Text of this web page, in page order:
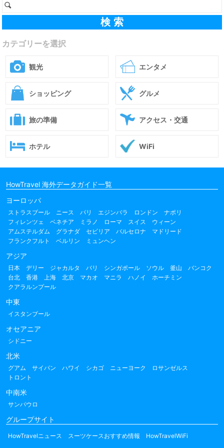
カテゴリーを選択
観光 エンタメ
ショッピング グルメ
旅の準備 アクセス・交通
ホテル WiFi
HowTravel 海外データガイド一覧
ヨーロッパ
ストラスブール ニース パリ エジンバラ ロンドン
ナポリ
フィレンツェ
ベネチア ミラノ ローマ スイス
ウィーン
アムステルダム
グラナダ セビリア バルセロナ
マドリード
フランクフルト
ベルリン ミュンヘン
アジア
日本 デリー ジャカルタ バリ シンガポール ソウル 釜山
バンコク
台北
香港 上海 北京 マカオ マニラ ハノイ
ホーチミン
クアラルンプール
中東
イスタンブール
オセアニア
シドニー
北米
グアム サイパン ハワイ シカゴ ニューヨーク
ロサンゼルス
トロント
中南米
サンパウロ
グループサイト
HowTravelニュース スーツケースおすすめ情報 HowTravelWiFi